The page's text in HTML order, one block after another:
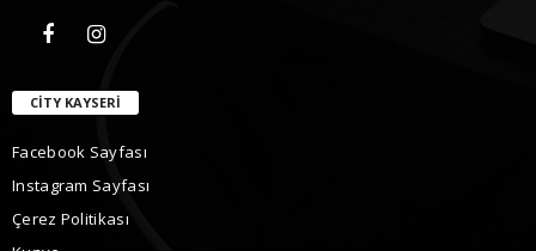
CITY KAYSERI
Facebook Sayfası
Instagram Sayfası
Çerez Politikası